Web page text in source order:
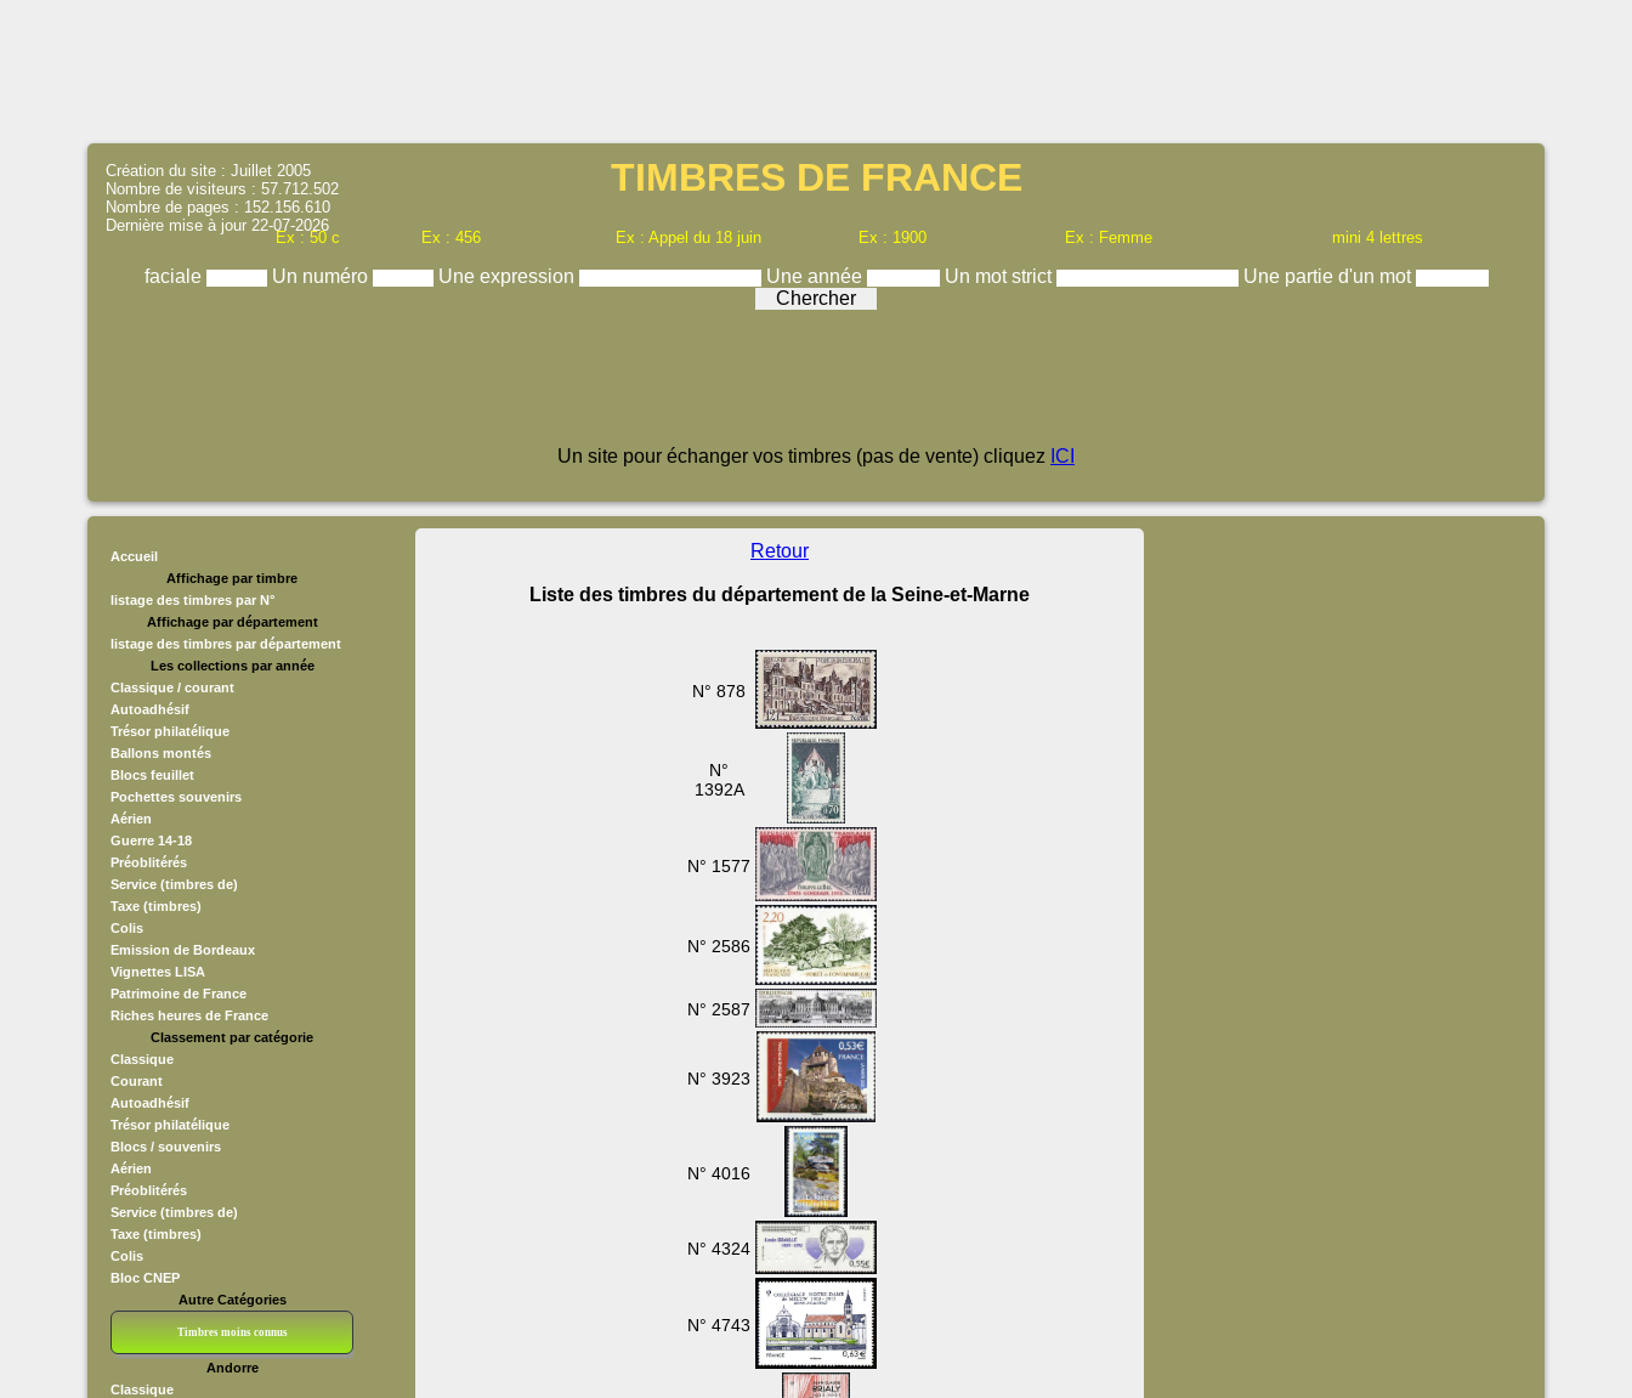
TIMBRES DE FRANCE
Ex : 50 c Ex : 456 Ex : Appel du 18 juin Ex : 1900 Ex : Femme mini 4 lettres
faciale Un numéro Une expression Une année Un mot strict Une partie d'un mot
Création du site : Juillet 2005
Nombre de visiteurs : 57.712.502
Nombre de pages : 152.156.610
Dernière mise à jour 22-07-2026
Un site pour échanger vos timbres (pas de vente) cliquez ICI
Accueil
Affichage par timbre
listage des timbres par N°
Affichage par département
listage des timbres par département
Les collections par année
Classique / courant
Autoadhésif
Trésor philatélique
Ballons montés
Blocs feuillet
Pochettes souvenirs
Aérien
Guerre 14-18
Préoblitérés
Service (timbres de)
Taxe (timbres)
Colis
Emission de Bordeaux
Vignettes LISA
Patrimoine de France
Riches heures de France
Classement par catégorie
Classique
Courant
Autoadhésif
Trésor philatélique
Blocs / souvenirs
Aérien
Préoblitérés
Service (timbres de)
Taxe (timbres)
Colis
Bloc CNEP
Autre Catégories
Timbres moins connus
Andorre
Classique
Retour
Liste des timbres du département de la Seine-et-Marne
N° 878
N°
1392A
N° 1577
N° 2586
N° 2587
N° 3923
N° 4016
N° 4324
N° 4743